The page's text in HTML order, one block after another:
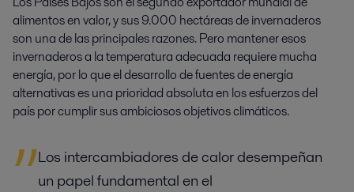
alimentos en valor, y sus 9.000 hectáreas de invernaderos
son una de las principales razones. Pero mantener esos
invernaderos a la temperatura adecuada requiere mucha
energía, por lo que el desarrollo de fuentes de energía
alternativas es una prioridad absoluta en los esfuerzos del
país por cumplir sus ambiciosos objetivos climáticos.
Los intercambiadores de calor desempeñan
un papel fundamental en el